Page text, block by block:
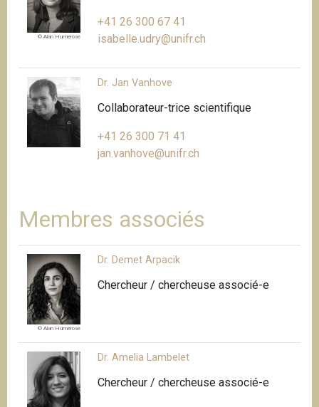
© Alan Humerose
+41 26 300 67 41
isabelle.udry@unifr.ch
Dr. Jan Vanhove
Collaborateur-trice scientifique
+41 26 300 71 41
jan.vanhove@unifr.ch
Membres associés
© Alan Humerose
Dr. Demet Arpacik
Chercheur / chercheuse associé-e
Dr. Amelia Lambelet
Chercheur / chercheuse associé-e